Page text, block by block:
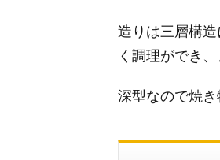
造りは三層構
く調理ができ
深型なので焼